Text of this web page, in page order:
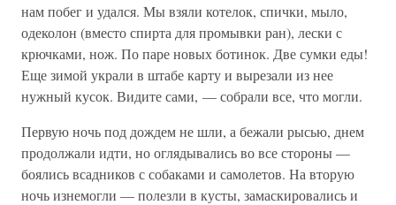
нам побег и удался. Мы взяли котелок, спички, мыло,
одеколон (вместо спирта для промывки ран), лески с
крючками, нож. По паре новых ботинок. Две сумки еды!
Еще зимой украли в штабе карту и вырезали из нее
нужный кусок. Видите сами, — собрали все, что могли.
Первую ночь под дождем не шли, а бежали рысью, днем
продолжали идти, но оглядывались во все стороны —
боялись всадников с собаками и самолетов. На вторую
ночь изнемогли — полезли в кусты, замаскировались и